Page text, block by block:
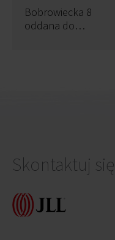
Bobrowiecka 8
oddana do
Skontaktuj